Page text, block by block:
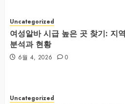
Uncategorized
여성알바 시급 높은 곳 찾기: 지
분석과 현황
6월 4, 2026 0
Uncategorized